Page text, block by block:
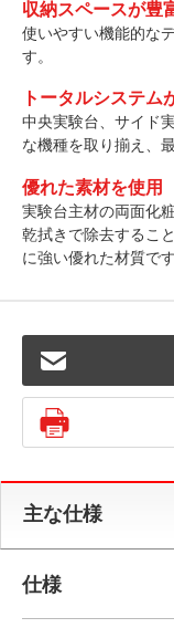
収納スペースが豊
使いやすい機能的な
す。
トータルシステム
中央実験台、サイド
な機種を取り揃え、
優れた素材を使用
実験台主材の両面化
乾拭きで除去するこ
に強い優れた材質です
主な仕様
仕様